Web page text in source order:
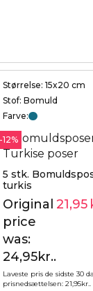
med
61,49
Størrelse: 15x20 cm
Stof: Bomuld
Farve:
-12%
5 stk.
turkis
Original
price
was:
24,95kr..
21,95
Laveste pris de sidste 30
prisnedsættelsen: 21,95kr.